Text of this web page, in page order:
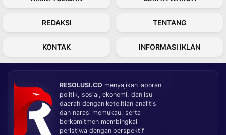
REDAKSI TENTANG
KONTAK INFORMASI IKLAN
RESOLUSI.CO menyajikan laporan
politik, sosial, ekonomi, dan isu
daerah dengan ketelitian analitis
dan narasi memukau, serta
berkomitmen membingkai
peristiwa dengan perspektif